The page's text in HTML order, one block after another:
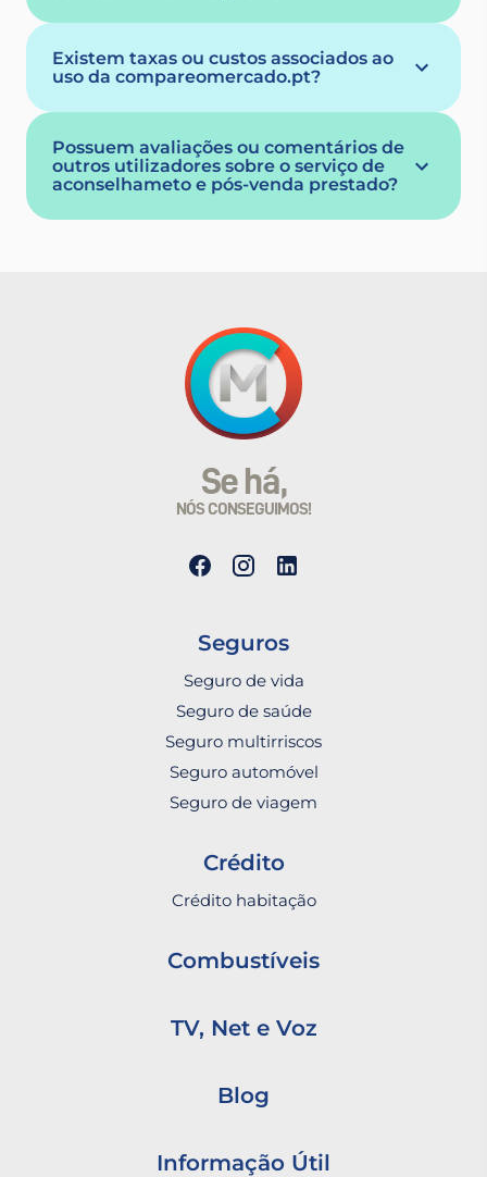
Existem taxas ou custos associados ao
uso da compareomercado.pt?
Possuem avaliações ou comentários de
outros utilizadores sobre o serviço de
aconselhameto e pós-venda prestado?
Se há,
NÓS CONSEGUIMOS!
Seguros
Seguro de vida
Seguro de saúde
Seguro multirriscos
Seguro automóvel
Seguro de viagem
Crédito
Crédito habitação
Combustíveis
TV, Net e Voz
Blog
Informação Útil